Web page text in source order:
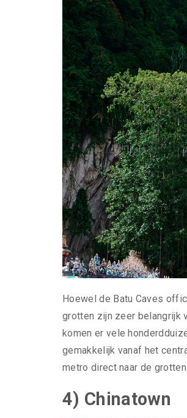
Hoewel de Batu Caves
grotten zijn zeer belangrijk
komen er vele
gemakkelijk vanaf het
metro direct naar de
4) Chinatown